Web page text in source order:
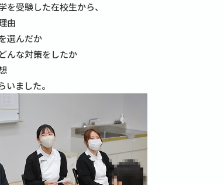
を受験した在校生から、
由
選んだか
んな対策をしたか
いました。